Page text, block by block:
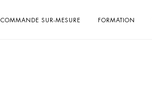
COMMANDE SUR-MESURE FORMATION